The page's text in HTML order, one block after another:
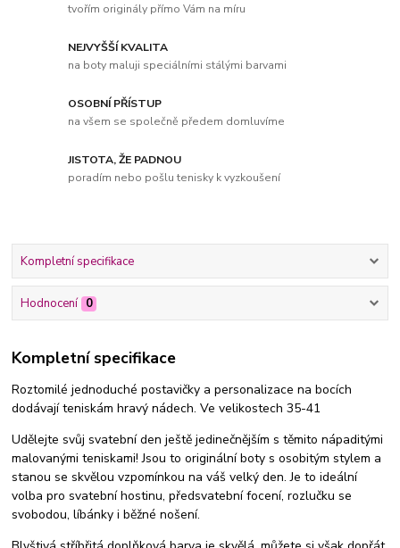
tvořím originály přímo Vám na míru
NEJVYŠŠÍ KVALITA
na boty maluji speciálními stálými barvami
OSOBNÍ PŘÍSTUP
na všem se společně předem domluvíme
JISTOTA, ŽE PADNOU
poradím nebo pošlu tenisky k vyzkoušení
Kompletní specifikace
Hodnocení 0
Kompletní specifikace
Roztomilé jednoduché postavičky a personalizace na bocích
dodávají teniskám hravý nádech. Ve velikostech 35-41
Udělejte svůj svatební den ještě jedinečnějším s těmito nápaditými
malovanými teniskami! Jsou to originální boty s osobitým stylem a
stanou se skvělou vzpomínkou na váš velký den. Je to ideální
volba pro svatební hostinu, předsvatební focení, rozlučku se
svobodou, líbánky i běžné nošení.